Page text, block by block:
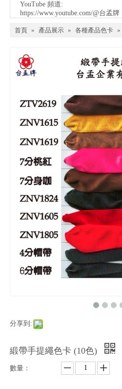
YouTube 頻道:
https://www.youtube.com/@台孟牌
首頁 » 產品展示 » 各種產品色卡 »
分享到:
緞帶手提繩色卡 (10色)
數量：